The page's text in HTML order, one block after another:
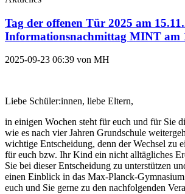
Tag der offenen Tür 2025 am
Informationsnachmittag MINT am
2025-09-23 06:39 von MH
Liebe Schüler:innen, liebe Eltern,
in einigen Wochen steht für euch und für Sie
wie es nach vier Jahren Grundschule
wichtige Entscheidung, denn der Wechsel zu
für euch bzw. Ihr Kind ein nicht alltägliches
Sie bei dieser Entscheidung zu unterstützen
einen Einblick in das Max-Planck-
euch und Sie gerne zu den nachfolgenden